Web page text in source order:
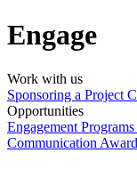
Engage
Work with us
Sponsoring a Project
Opportunities
Engagement Programs
Communication